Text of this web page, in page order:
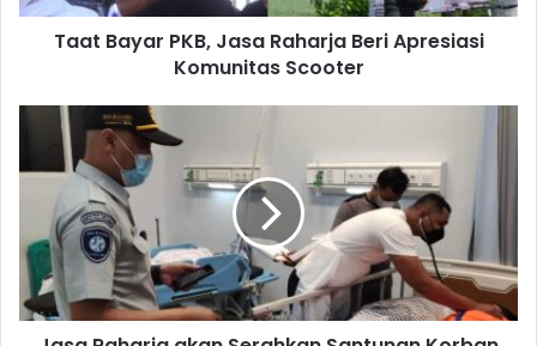
Scooter
Taat Bayar PKB, Jasa Raharja Beri Apresiasi
Komunitas Scooter
Raharja
Santunan
Korban
Kecelakaan
KM
Cantika
Express